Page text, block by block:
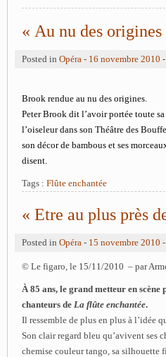
« Au nu des origines
Posted in Opéra - 16 novembre 2010
Brook rendue au nu des origines.
Peter Brook dit l’avoir portée toute
l’oiseleur dans son Théâtre des
son décor de bambous et ses
disent.
Tags : Flûte enchantée
« Etre au plus près
Posted in Opéra - 15 novembre 2010
© Le figaro, le 15/11/2010 – par
À 85 ans, le grand metteur en
chanteurs de La flûte enchantée.
Il ressemble de plus en plus à l’idée
Son clair regard bleu qu’avivent ses
chemise couleur tango, sa